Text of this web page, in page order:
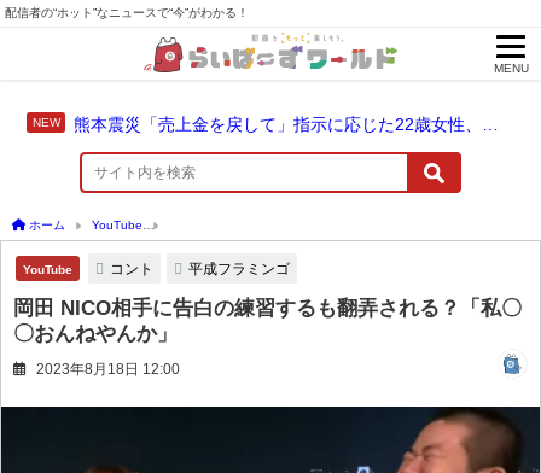
配信者の“ホット”なニュースで“今”がわかる！
MENU
ホーム YouTube
YouTube コント 平成フラミンゴ
岡田 NICO相手に告白の練習するも翻弄される？「私〇
〇おんねやんか」
2023年8月18日 12:00